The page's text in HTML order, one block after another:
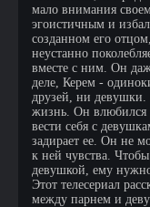
мало внимания
эгоистичным и
созданном его
неустанно
вместе с ним. Он
деле, Керем -
друзей, ни девушки.
жизнь. Он влюбился
вести себя с
задирает ее. Он не
к ней чувства.
девушкой, ему
Этот телесериал
между парнем и